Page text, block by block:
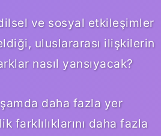
ve sosyal etkileşimler
uluslararası ilişkilerin
nasıl yansıyacak?
daha fazla yer
daha fazla